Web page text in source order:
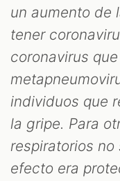
un aumento de
tener
coronavirus
individuos que
la gripe. Para
respiratorios
efecto era